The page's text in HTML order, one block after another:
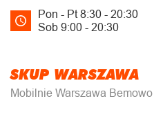
Pon - Pt 8:30 - 20:30
Sob 9:00 - 20:30
SKUP WARSZAWA
Mobilnie Warszawa Bemowo